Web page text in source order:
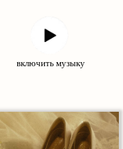
включить музыку